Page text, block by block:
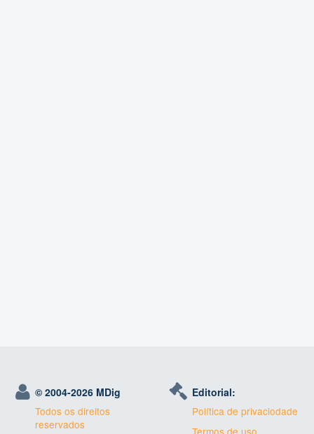
© 2004-2026 MDig
Todos os direitos
reservados
Editorial:
Política de privaciodade
Termos de uso